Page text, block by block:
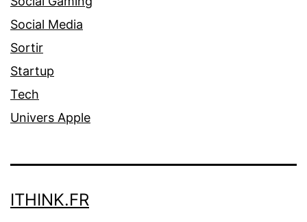
Social Media
Sortir
Startup
Tech
Univers Apple
ITHINK.FR